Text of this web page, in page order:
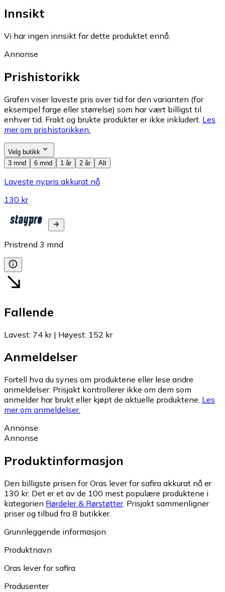
Innsikt
Vi har ingen innsikt for dette produktet ennå.
Annonse
Prishistorikk
Grafen viser laveste pris over tid for den varianten (for
eksempel farge eller størrelse) som har vært billigst til
enhver tid. Frakt og brukte produkter er ikke inkludert. Les
mer om prishistorikken.
Velg butikk
3 mnd
6 mnd 1 år 2 år Alt
Laveste nypris akkurat nå
130 kr
Pristrend 3 mnd
Fallende
Lavest: 74 kr| Høyest: 152 kr
Anmeldelser
Fortell hva du synes om produktene eller lese andre
anmeldelser. Prisjakt kontrollerer ikke om dem som
anmelder har brukt eller kjøpt de aktuelle produktene. Les
mer om anmeldelser.
Annonse
Annonse
Produktinformasjon
Den billigste prisen for Oras lever for safira akkurat nå er
130 kr. Det er et av de 100 mest populære produktene i
kategorien Rørdeler & Rørstøtter. Prisjakt sammenligner
priser og tilbud fra 8 butikker.
Grunnleggende informasjon
Produktnavn
Oras lever for safira
Produsenter